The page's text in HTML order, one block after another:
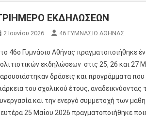
ΕΚΔΗΛΩΣΕΩΝ
2 Ιουνίου 2026 46 ΓΥΜΝΑΣΙΟ ΑΘΗΝΑΣ
46ο Γυμνάσιο Αθήνας πραγματοποιήθηκε
εκδηλώσεων στις 25, 26 και 27
δράσεις και προγράμματα
του σχολικού έτους, αναδεικνύοντας
και την ενεργό συμμετοχή των
25 Μαΐου 2026 πραγματοποιήθηκε